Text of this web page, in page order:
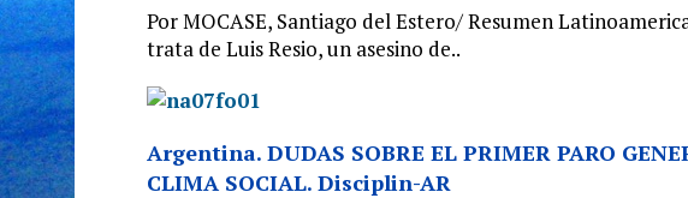
Por MOCASE, Santiago del Estero/ Resumen
trata de Luis Resio, un asesino de..
Argentina. DUDAS SOBRE EL PRIMER PARO
CLIMA SOCIAL. Disciplin-AR